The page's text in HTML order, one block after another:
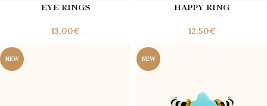
EYE RINGS
€
HAPPY RING
€
NEW NEW